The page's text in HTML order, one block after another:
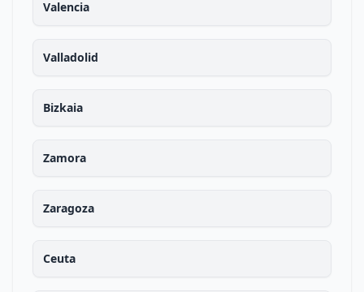
Valencia
Valladolid
Bizkaia
Zamora
Zaragoza
Ceuta